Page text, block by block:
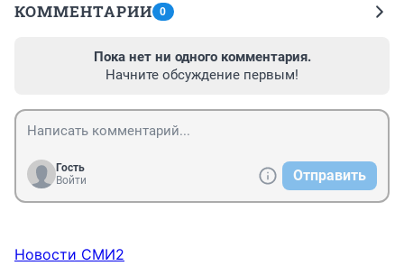
КОММЕНТАРИИ 0
Пока нет ни одного комментария.
Начните обсуждение первым!
Гость
Войти
Отправить
Новости СМИ2